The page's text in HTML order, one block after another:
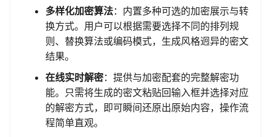
多样化加密算法：内置多种可选的加密展示与转
换方式。用户可以根据需要选择不同的排列规
则、替换算法或编码模式，生成风格迥异的密文
结果。
在线实时解密：提供与加密配套的完整解密功
能。只需将生成的密文粘贴回输入框并选择对应
的解密方式，即可瞬间还原出原始内容，操作流
程简单直观。